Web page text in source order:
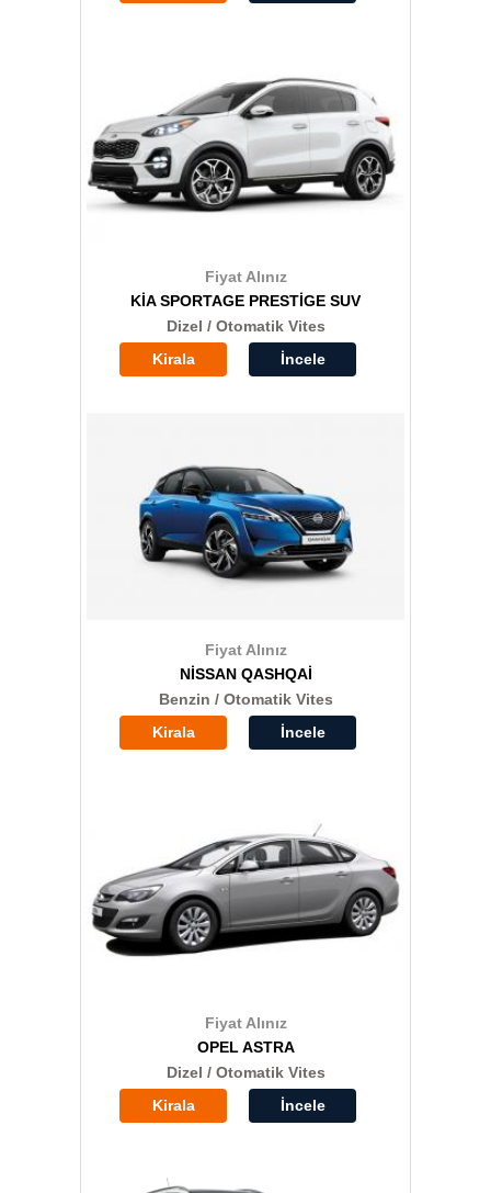
Fiyat Alınız
KİA SPORTAGE PRESTİGE SUV
Dizel / Otomatik Vites
Kirala
İncele
Fiyat Alınız
NİSSAN QASHQAİ
Benzin / Otomatik Vites
Kirala
İncele
Fiyat Alınız
OPEL ASTRA
Dizel / Otomatik Vites
Kirala
İncele